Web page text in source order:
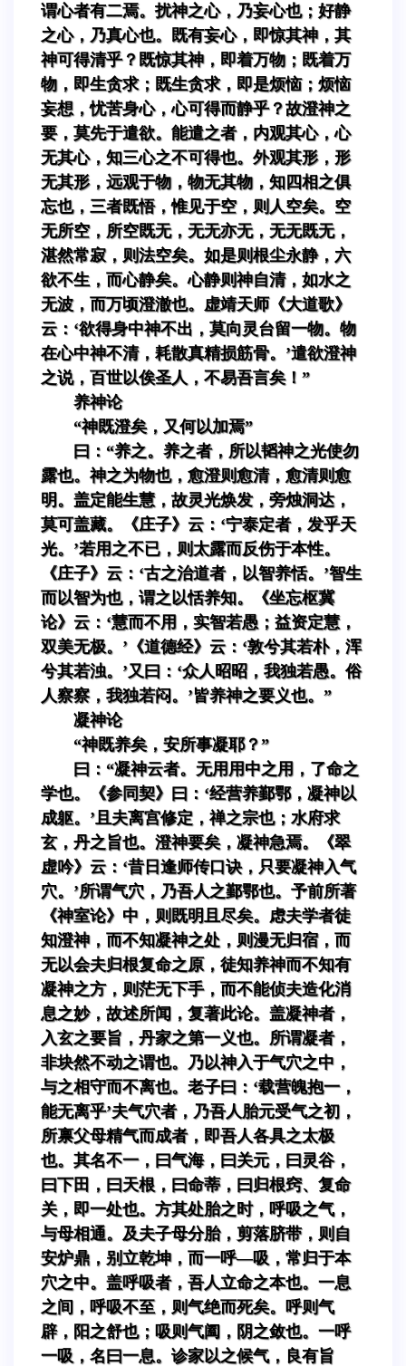
谓心者有二焉。扰神之心，乃妄心也；好静
之心，乃真心也。既有妄心，即惊其神，其
神可得清乎？既惊其神，即着万物；既着万
物，即生贪求；既生贪求，即是烦恼；烦恼
妄想，忧苦身心，心可得而静乎？故澄神之
要，莫先于遣欲。能遣之者，内观其心，心
无其心，知三心之不可得也。外观其形，形
无其形，远观于物，物无其物，知四相之俱
忘也，三者既悟，惟见于空，则人空矣。空
无所空，所空既无，无无亦无，无无既无，
湛然常寂，则法空矣。如是则根尘永静，六
欲不生，而心静矣。心静则神自清，如水之
无波，而万顷澄澈也。虚靖天师《大道歌》
云：‘欲得身中神不出，莫向灵台留一物。物
在心中神不清，耗散真精损筋骨。’遣欲澄神
之说，百世以俟圣人，不易吾言矣！”
养神论
“神既澄矣，又何以加焉”
曰：“养之。养之者，所以韬神之光使勿
露也。神之为物也，愈澄则愈清，愈清则愈
明。盖定能生慧，故灵光焕发，旁烛洞达，
莫可盖藏。《庄子》云：‘宁泰定者，发乎天
光。’若用之不已，则太露而反伤于本性。
《庄子》云：‘古之治道者，以智养恬。’智生
而以智为也，谓之以恬养知。《坐忘枢冀
论》云：‘慧而不用，实智若愚；益资定慧，
双美无极。’《道德经》云：‘敦兮其若朴，浑
兮其若浊。’又曰：‘众人昭昭，我独若愚。俗
人察察，我独若闷。’皆养神之要义也。”
凝神论
“神既养矣，安所事凝耶？”
曰：“凝神云者。无用用中之用，了命之
学也。《参同契》曰：‘经营养鄞鄂，凝神以
成躯。’且夫离宫修定，禅之宗也；水府求
玄，丹之旨也。澄神要矣，凝神急焉。《翠
虚吟》云：‘昔日逢师传口诀，只要凝神入气
穴。’所谓气穴，乃吾人之鄞鄂也。予前所著
《神室论》中，则既明且尽矣。虑夫学者徒
知澄神，而不知凝神之处，则漫无归宿，而
无以会夫归根复命之原，徒知养神而不知有
凝神之方，则茫无下手，而不能侦夫造化消
息之妙，故述所闻，复著此论。盖凝神者，
入玄之要旨，丹家之第一义也。所谓凝者，
非块然不动之谓也。乃以神入于气穴之中，
与之相守而不离也。老子曰：‘载营魄抱一，
能无离乎’夫气穴者，乃吾人胎元受气之初，
所禀父母精气而成者，即吾人各具之太极
也。其名不一，曰气海，曰关元，曰灵谷，
曰下田，曰天根，曰命蒂，曰归根窍、复命
关，即一处也。方其处胎之时，呼吸之气，
与母相通。及夫子母分胎，剪落脐带，则自
安炉鼎，别立乾坤，而一呼—吸，常归于本
穴之中。盖呼吸者，吾人立命之本也。一息
之间，呼吸不至，则气绝而死矣。呼则气
辟，阳之舒也；吸则气阖，阴之敛也。一呼
一吸，名曰一息。诊家以之候气，良有旨